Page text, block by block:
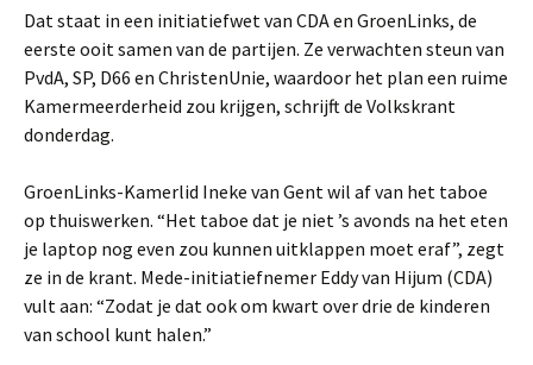
Dat staat in een initiatiefwet van CDA en GroenLinks, de
eerste ooit samen van de partijen. Ze verwachten steun van
PvdA, SP, D66 en ChristenUnie, waardoor het plan een ruime
Kamermeerderheid zou krijgen, schrijft de Volkskrant
donderdag.
GroenLinks-Kamerlid Ineke van Gent wil af van het taboe
op thuiswerken. “Het taboe dat je niet ’s avonds na het eten
je laptop nog even zou kunnen uitklappen moet eraf”, zegt
ze in de krant. Mede-initiatiefnemer Eddy van Hijum (CDA)
vult aan: “Zodat je dat ook om kwart over drie de kinderen
van school kunt halen.”